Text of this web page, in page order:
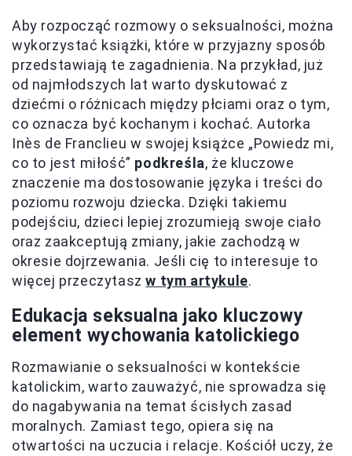
Aby rozpocząć rozmowy o seksualności, można
wykorzystać książki, które w przyjazny sposób
przedstawiają te zagadnienia. Na przykład, już
od najmłodszych lat warto dyskutować z
dziećmi o różnicach między płciami oraz o tym,
co oznacza być kochanym i kochać. Autorka
Inès de Franclieu w swojej książce „Powiedz mi,
co to jest miłość” podkreśla, że kluczowe
znaczenie ma dostosowanie języka i treści do
poziomu rozwoju dziecka. Dzięki takiemu
podejściu, dzieci lepiej zrozumieją swoje ciało
oraz zaakceptują zmiany, jakie zachodzą w
okresie dojrzewania. Jeśli cię to interesuje to
więcej przeczytaszw tym artykule.
Edukacja seksualna jako kluczowy
element wychowania katolickiego
Rozmawianie o seksualności w kontekście
katolickim, warto zauważyć, nie sprowadza się
do nagabywania na temat ścisłych zasad
moralnych. Zamiast tego, opiera się na
otwartości na uczucia i relacje. Kościół uczy, że